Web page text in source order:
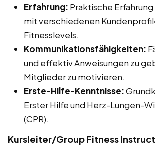
Erfahrung: Praktische
mit verschiedenen
Fitnesslevels.
Kommunikationsfähigkeiten:
und effektiv Anweisungen zu
Mitglieder zu motivieren.
Erste-Hilfe-Kenntnisse:
Erster Hilfe und Herz-Lungen-
(CPR).
Kursleiter/Group Fitness